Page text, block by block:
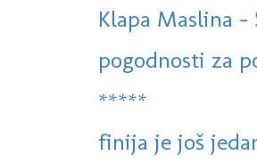
Klapa Maslina -
pogodnosti za
*****
finija je još